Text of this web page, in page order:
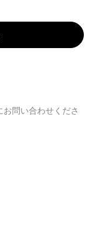
問い合わせくださ